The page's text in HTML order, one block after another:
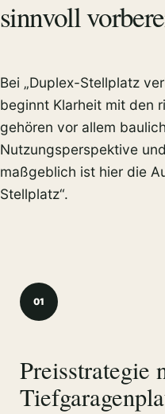
sinnvoll
Bei „Duplex-Stellplatz
beginnt Klarheit mit den
gehören vor allem
Nutzungsperspektive
maßgeblich ist hier die
Stellplatz“.
01
Preisstrategie